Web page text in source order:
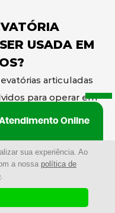
sua experiência. Ao
a nossa política de
.
USADA EM
articuladas
para operar em
potência e
irregulares e
A
DE
Online